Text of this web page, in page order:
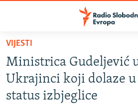
Pređite
glavni
sadržaj
Pređite
na
BOSNA I HERCEGOVINA
SRBIJA
VIJESTI
Ministrica Gudeljević
Ukrajinci koji dolaze
status izbjeglice